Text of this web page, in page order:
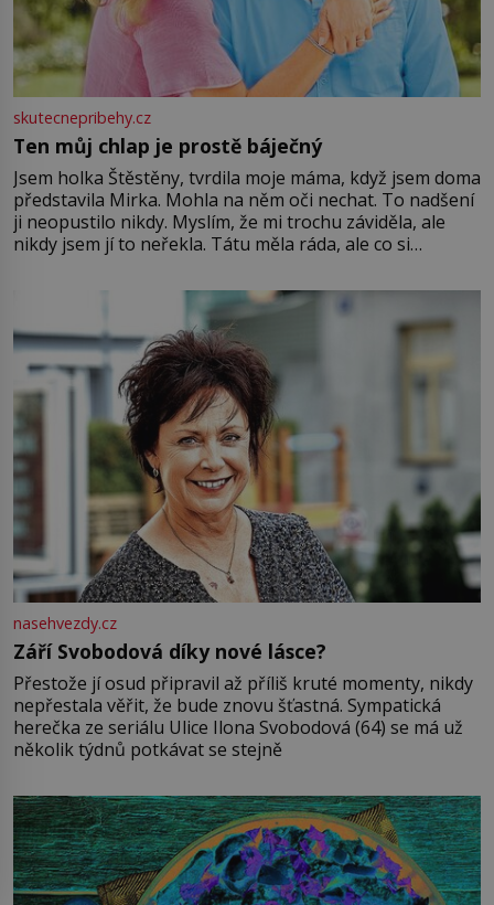
skutecnepribehy.cz
Ten můj chlap je prostě báječný
Jsem holka Štěstěny, tvrdila moje máma, když jsem doma
představila Mirka. Mohla na něm oči nechat. To nadšení
ji neopustilo nikdy. Myslím, že mi trochu záviděla, ale
nikdy jsem jí to neřekla. Tátu měla ráda, ale co si
Jsme spolu moc rádi Tehdy byla jiná doba, když
nasehvezdy.cz
Září Svobodová díky nové lásce?
Přestože jí osud připravil až příliš kruté momenty, nikdy
nepřestala věřit, že bude znovu šťastná. Sympatická
herečka ze seriálu Ulice Ilona Svobodová (64) se má už
několik týdnů potkávat se stejně